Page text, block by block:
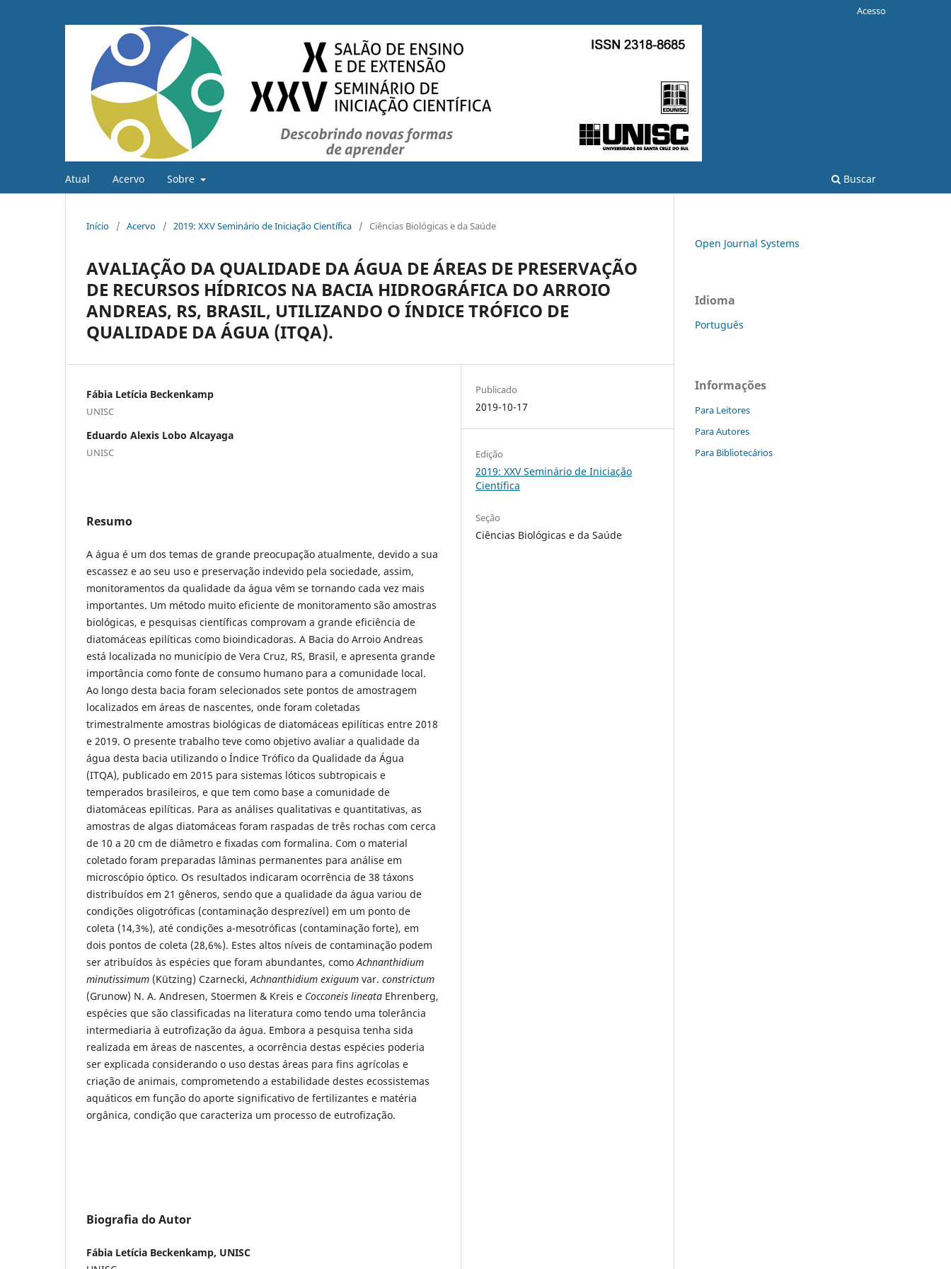
Atual Acervo Sobre Buscar
Acesso
Início / Acervo / 2019: XXV Seminário de Iniciação Científica / Ciências Biológicas e da Saúde
AVALIAÇÃO DA QUALIDADE DA ÁGUA DE ÁREAS DE PRESERVAÇÃO
DE RECURSOS HÍDRICOS NA BACIA HIDROGRÁFICA DO ARROIO
ANDREAS, RS, BRASIL, UTILIZANDO O ÍNDICE TRÓFICO DE
QUALIDADE DA ÁGUA (ITQA).
Fábia Letícia Beckenkamp
UNISC
Eduardo Alexis Lobo Alcayaga
UNISC
Resumo
A água é um dos temas de grande preocupação atualmente, devido a sua
escassez e ao seu uso e preservação indevido pela sociedade, assim,
monitoramentos da qualidade da água vêm se tornando cada vez mais
importantes. Um método muito eficiente de monitoramento são amostras
biológicas, e pesquisas científicas comprovam a grande eficiência de
diatomáceas epilíticas como bioindicadoras. A Bacia do Arroio Andreas
está localizada no município de Vera Cruz, RS, Brasil, e apresenta grande
importância como fonte de consumo humano para a comunidade local.
Ao longo desta bacia foram selecionados sete pontos de amostragem
localizados em áreas de nascentes, onde foram coletadas
trimestralmente amostras biológicas de diatomáceas epilíticas entre 2018
e 2019. O presente trabalho teve como objetivo avaliar a qualidade da
água desta bacia utilizando o Índice Trófico da Qualidade da Água
(ITQA), publicado em 2015 para sistemas lóticos subtropicais e
temperados brasileiros, e que tem como base a comunidade de
diatomáceas epilíticas. Para as análises qualitativas e quantitativas, as
amostras de algas diatomáceas foram raspadas de três rochas com cerca
de 10 a 20 cm de diâmetro e fixadas com formalina. Com o material
coletado foram preparadas lâminas permanentes para análise em
microscópio óptico. Os resultados indicaram ocorrência de 38 táxons
distribuídos em 21 gêneros, sendo que a qualidade da água variou de
condições oligotróficas (contaminação desprezível) em um ponto de
coleta (14,3%), até condições a-mesotróficas (contaminação forte), em
dois pontos de coleta (28,6%). Estes altos níveis de contaminação podem
ser atribuídos às espécies que foram abundantes, comoAchnanthidium
minutissimum (Kützing) Czarnecki,Achnanthidium exiguum var. constrictum
(Grunow) N. A. Andresen, Stoermen & Kreis e Cocconeis lineata Ehrenberg,
espécies que são classificadas na literatura como tendo uma tolerância
intermediaria à eutrofização da água. Embora a pesquisa tenha sida
realizada em áreas de nascentes, a ocorrência destas espécies poderia
ser explicada considerando o uso destas áreas para fins agrícolas e
criação de animais, comprometendo a estabilidade destes ecossistemas
aquáticos em função do aporte significativo de fertilizantes e matéria
orgânica, condição que caracteriza um processo de eutrofização.
Biografia do Autor
Fábia Letícia Beckenkamp, UNISC
Publicado
2019-10-17
Edição
2019: XXV Seminário de Iniciação
Científica
Seção
Ciências Biológicas e da Saúde
Open Journal Systems
Idioma
Português
Informações
Para Leitores
Para Autores
Para Bibliotecários